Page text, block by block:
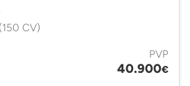
CV)
PVP
40.900€